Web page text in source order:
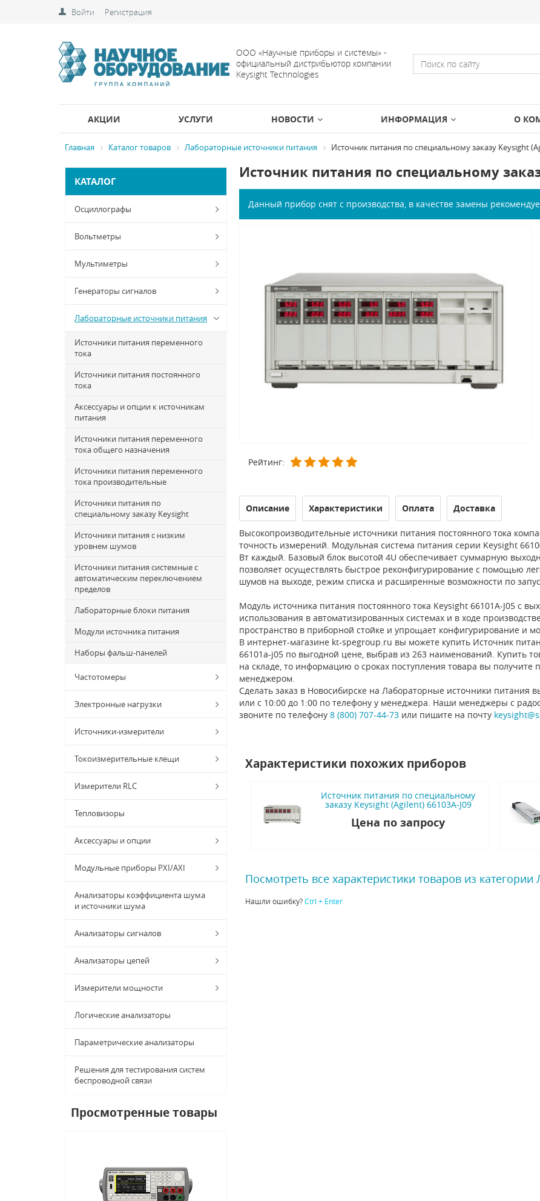
Войти Регистрация
ООО «Научные приборы и системы» -
официальный дистрибьютор компании
Keysight Technologies
АКЦИИ УСЛУГИ НОВОСТИ ИНФОРМАЦИЯ О
Главная Каталог товаров Лабораторные источники питания Источник питания по специальному заказу Keysight
КАТАЛОГ
Осциллографы
Вольтметры
Мультиметры
Генераторы сигналов
Лабораторные источники питания
Источники питания переменного
тока
Источники питания постоянного
тока
Аксессуары и опции к источникам
питания
Источники питания переменного
тока общего назначения
Источники питания переменного
тока производительные
Источники питания по
специальному заказу Keysight
Источники питания с низким
уровнем шумов
Источники питания системные с
автоматическим переключением
пределов
Лабораторные блоки питания
Модули источника питания
Наборы фальш-панелей
Частотомеры
Электронные нагрузки
Источники-измерители
Токоизмерительные клещи
Измерители RLC
Тепловизоры
Аксессуары и опции
Модульные приборы PXI/AXI
Анализаторы коэффициента шума
и источники шума
Анализаторы сигналов
Анализаторы цепей
Измерители мощности
Логические анализаторы
Параметрические анализаторы
Решения для тестирования систем
беспроводной связи
Просмотренные товары
Источник питания по специальному
Данный прибор снят с производства, в качестве замены
Рейтинг:
Описание Характеристики Оплата Доставка
Высокопроизводительные источники питания постоянного тока
точность измерений. Модульная система питания серии Keysight
Вт каждый. Базовый блок высотой 4U обеспечивает суммарную
позволяет осуществлять быстрое реконфигурирование с помощью
шумов на выходе, режим списка и расширенные возможности по
Модуль источника питания постоянного тока Keysight 66101A-J05 с
использования в автоматизированных системах и в ходе
пространство в приборной стойке и упрощает конфигурирование и
В интернет-магазине kt-spegroup.ru вы можете купить Источник
66101a-j05 по выгодной цене, выбрав из 263 наименований. Купить
на складе, то информацию о сроках поступления товара вы получите
менеджером.
Сделать заказ в Новосибирске на Лабораторные источники питания
или с 10:00 до 1:00 по телефону у менеджера. Наши менеджеры с
звоните по телефону 8 (800) 707-44-73или пишите на почту
Характеристики похожих приборов
Источник питания по специальному
заказу Keysight (Agilent) 66103A-J09
Цена по запросу
Посмотреть все характеристики товаров из
Нашли ошибку?Ctrl + Enter